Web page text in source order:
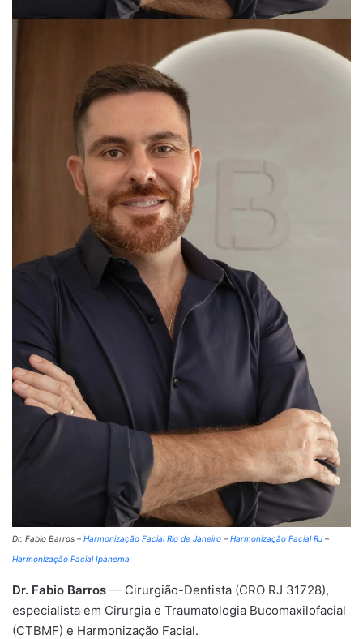
Dr. Fabio Barros – Harmonização Facial Rio de Janeiro – Harmonização Facial RJ–
Harmonização Facial Ipanema
Dr. Fabio Barros — Cirurgião-Dentista (CRO RJ 31728),
especialista em Cirurgia e Traumatologia Bucomaxilofacial
(CTBMF) e Harmonização Facial.